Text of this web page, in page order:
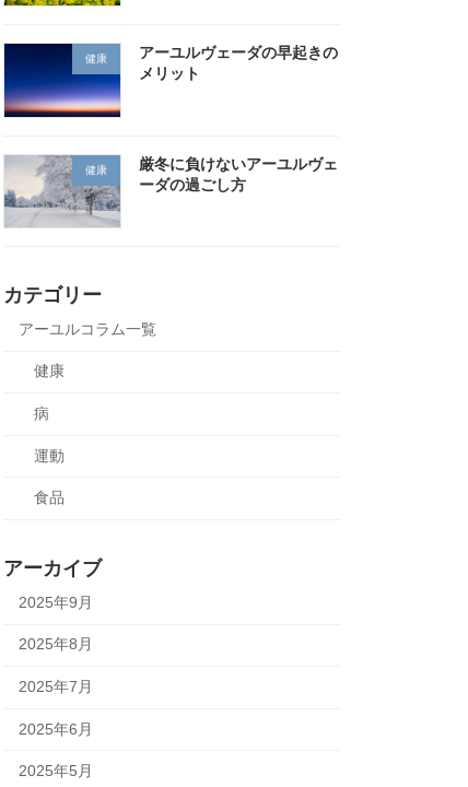
健康
アーユルヴェーダの早起きの
メリット
健康
厳冬に負けないアーユルヴェ
ーダの過ごし方
カテゴリー
アーユルコラム一覧
健康
病
運動
食品
アーカイブ
2025年9月
2025年8月
2025年7月
2025年6月
2025年5月